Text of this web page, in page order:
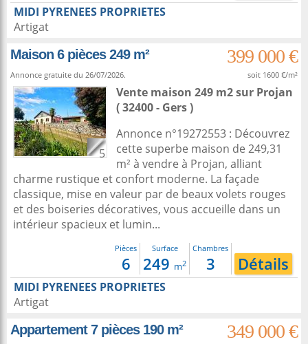
MIDI PYRENEES PROPRIETES
Artigat
Maison 6 pièces 249 m²
399 000 €
Annonce gratuite du 26/07/2026. soit 1600 €/m²
5
Vente maison 249 m2sur Projan
( 32400 - Gers )
Annonce n°19272553 : Découvrez
cette superbe maison de 249,31
m² à vendre à Projan, alliant
charme rustique et confort moderne. La façade
classique, mise en valeur par de beaux volets rouges
et des boiseries décoratives, vous accueille dans un
intérieur spacieux et lumin...
Pièces
6
Surface
249 m2
Chambres
3 Détails
MIDI PYRENEES PROPRIETES
Artigat
Appartement 7 pièces 190 m²
349 000 €